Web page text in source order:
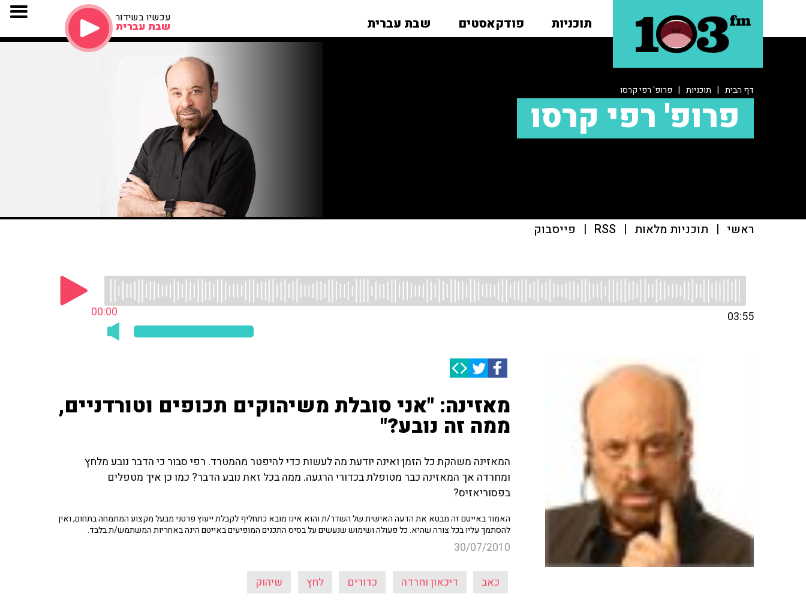
תוכניות פודקאסטים שבת עברית עכשיו בשידור
שבת עברית
דף הבית | תוכניות | פרופ' רפי קרסו
פרופ' רפי קרסו
ראשי | תוכניות מלאות |
RSS
| פייסבוק
00:00 03:55
מאזינה: "אני סובלת משיהוקים תכופים וטורדניים,
ממה זה נובע?"
המאזינה משהקת כל הזמן ואינה יודעת מה לעשות כדי להיפטר מהמטרד. רפי סבור כי הדבר נובע מלחץ
ומחרדה אך המאזינה כבר מטופלת בכדורי הרגעה. ממה בכל זאת נובע הדבר? כמו כן איך מטפלים
בפסוריאזיס?
האמור באייטם זה מבטא את הדעה האישית של השדר/ת והוא אינו מובא כתחליף לקבלת ייעוץ פרטני מבעל מקצוע המתמחה בתחום, ואין
להסתמך עליו בכל צורה שהיא. כל פעולה ושימוש שנעשים על בסיס התכנים המופיעים באייטם הינה באחריות המשתמש/ת בלבד.
30/07/2010
כאב דיכאון וחרדה כדורים לחץ שיהוק